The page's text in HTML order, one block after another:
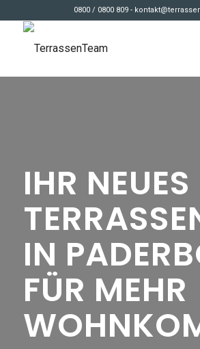
0800 / 0800 809 -
IHR NEUES
IN
FÜR MEHR